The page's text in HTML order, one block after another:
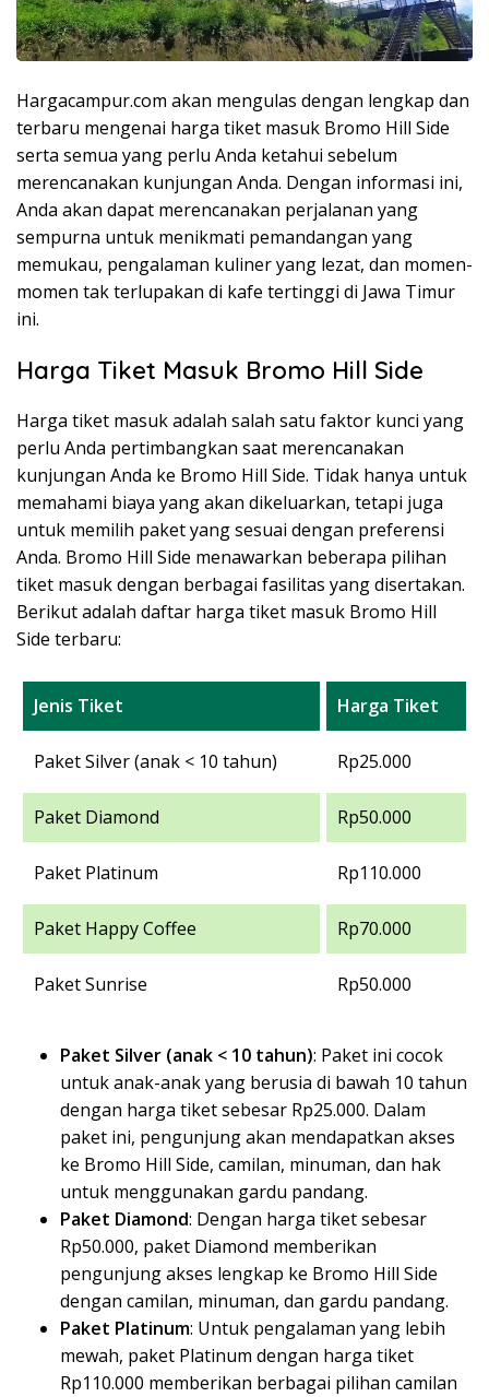
Hargacampur.com akan mengulas dengan lengkap dan
terbaru mengenai harga tiket masuk Bromo Hill Side
serta semua yang perlu Anda ketahui sebelum
merencanakan kunjungan Anda. Dengan informasi ini,
Anda akan dapat merencanakan perjalanan yang
sempurna untuk menikmati pemandangan yang
memukau, pengalaman kuliner yang lezat, dan momen-
momen tak terlupakan di kafe tertinggi di Jawa Timur
ini.
Harga Tiket Masuk Bromo Hill Side
Harga tiket masuk adalah salah satu faktor kunci yang
perlu Anda pertimbangkan saat merencanakan
kunjungan Anda ke Bromo Hill Side. Tidak hanya untuk
memahami biaya yang akan dikeluarkan, tetapi juga
untuk memilih paket yang sesuai dengan preferensi
Anda. Bromo Hill Side menawarkan beberapa pilihan
tiket masuk dengan berbagai fasilitas yang disertakan.
Berikut adalah daftar harga tiket masuk Bromo Hill
Side terbaru:
Jenis Tiket Harga Tiket
Paket Silver (anak < 10 tahun) Rp25.000
Paket Diamond Rp50.000
Paket Platinum Rp110.000
Paket Happy Coffee Rp70.000
Paket Sunrise Rp50.000
Paket Silver (anak < 10 tahun): Paket ini cocok
untuk anak-anak yang berusia di bawah 10 tahun
dengan harga tiket sebesar Rp25.000. Dalam
paket ini, pengunjung akan mendapatkan akses
ke Bromo Hill Side, camilan, minuman, dan hak
untuk menggunakan gardu pandang.
Paket Diamond: Dengan harga tiket sebesar
Rp50.000, paket Diamond memberikan
pengunjung akses lengkap ke Bromo Hill Side
dengan camilan, minuman, dan gardu pandang.
Paket Platinum: Untuk pengalaman yang lebih
mewah, paket Platinum dengan harga tiket
Rp110.000 memberikan berbagai pilihan camilan